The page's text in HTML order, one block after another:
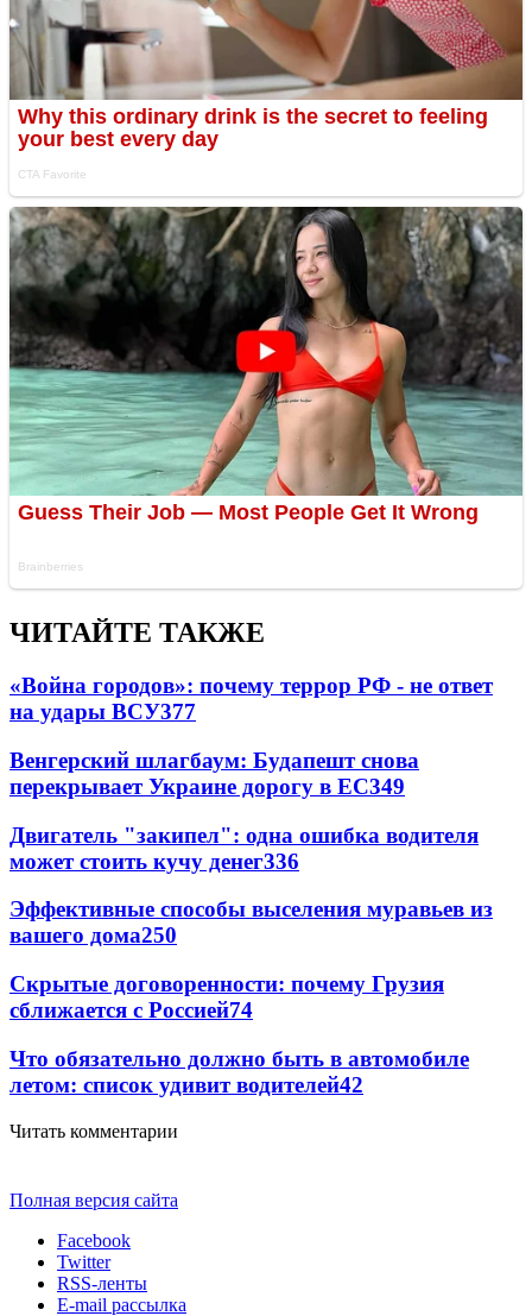
ЧИТАЙТЕ ТАКЖЕ
«Война городов»: почему террор РФ - не ответ
на удары ВСУ377
Венгерский шлагбаум: Будапешт снова
перекрывает Украине дорогу в ЕС349
Двигатель "закипел": одна ошибка водителя
может стоить кучу денег336
Эффективные способы выселения муравьев из
вашего дома250
Скрытые договоренности: почему Грузия
сближается с Россией74
Что обязательно должно быть в автомобиле
летом: список удивит водителей42
Читать комментарии
Полная версия сайта
Facebook
Twitter
RSS-ленты
E-mail рассылка